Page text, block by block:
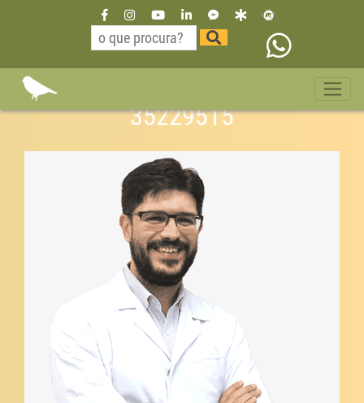
Dr Willian Neurologista São
Paulo bairro Vila Olímpia 11
35229515